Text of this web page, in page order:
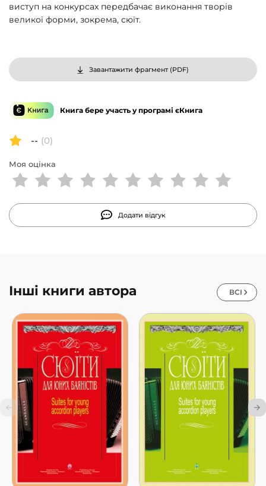
виступ на конкурсах передбачає виконання творів
великої форми, зокрема, сюїт.
Завантажити фрагмент (PDF)
Книга бере участь у програмі єКнига
-- (0)
Моя оцінка
Додати відгук
Інші книги автора ВСІ